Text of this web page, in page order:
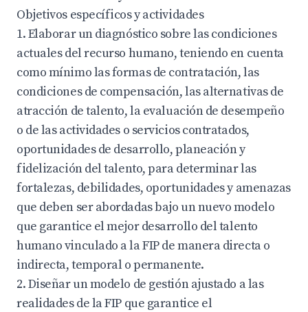
Objetivos específicos y actividades
1. Elaborar un diagnóstico sobre las condiciones
actuales del recurso humano, teniendo en cuenta
como mínimo las formas de contratación, las
condiciones de compensación, las alternativas de
atracción de talento, la evaluación de desempeño
o de las actividades o servicios contratados,
oportunidades de desarrollo, planeación y
fidelización del talento, para determinar las
fortalezas, debilidades, oportunidades y amenazas
que deben ser abordadas bajo un nuevo modelo
que garantice el mejor desarrollo del talento
humano vinculado a la FIP de manera directa o
indirecta, temporal o permanente.
2. Diseñar un modelo de gestión ajustado a las
realidades de la FIP que garantice el